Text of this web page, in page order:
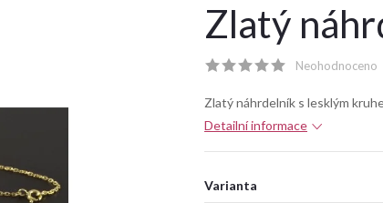
Zlatý
Neohodnoceno
Zlatý náhrdelník s lesklým
Detailní informace
Varianta